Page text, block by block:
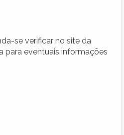
se verificar no site da
para eventuais informações